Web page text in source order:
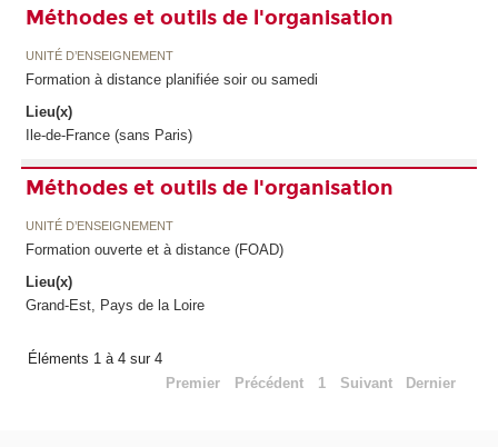
Méthodes et outils de l'organisation
UNITÉ D’ENSEIGNEMENT
Formation à distance planifiée soir ou samedi
Lieu(x)
Ile-de-France (sans Paris)
Méthodes et outils de l'organisation
UNITÉ D’ENSEIGNEMENT
Formation ouverte et à distance (FOAD)
Lieu(x)
Grand-Est, Pays de la Loire
Éléments 1 à 4 sur 4
Premier
Précédent 1 Suivant Dernier